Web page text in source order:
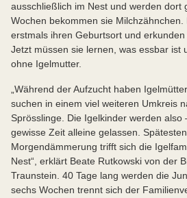
ausschließlich im Nest und werden dort
Wochen bekommen sie
erstmals ihren Geburtsort und
Jetzt müssen sie lernen, was essbar ist
ohne Igelmutter.
„Während der Aufzucht haben
suchen in einem viel weiteren Umkreis
Sprösslinge. Die Igelkinder werden also
gewisse Zeit alleine gelassen.
Morgendämmerung trifft sich die
Nest“, erklärt Beate Rutkowski von der
Traunstein. 40 Tage lang werden die
sechs Wochen trennt sich der